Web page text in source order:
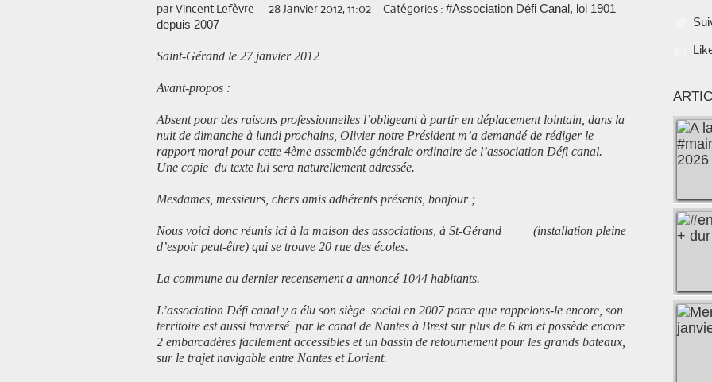
par Vincent Lefèvre - 28 Janvier 2012, 11:02 - Catégories : #Association Défi Canal, loi 1901
depuis 2007
Saint-Gérand le 27 janvier 2012
Avant-propos :
Absent pour des raisons professionnelles l’obligeant à partir en déplacement lointain, dans la
nuit de dimanche à lundi prochains, Olivier notre Président m’a demandé de rédiger le
rapport moral pour cette 4ème assemblée générale ordinaire de l’association Défi canal.
Une copie du texte lui sera naturellement adressée.
Mesdames, messieurs, chers amis adhérents présents, bonjour ;
Nous voici donc réunis ici à la maison des associations, à St-Gérand (installation pleine
d’espoir peut-être) qui se trouve 20 rue des écoles.
La commune au dernier recensement a annoncé 1044 habitants.
L’association Défi canal y a élu son siège social en 2007 parce que rappelons-le encore, son
territoire est aussi traversé par le canal de Nantes à Brest sur plus de 6 km et possède encore
2 embarcadères facilement accessibles et un bassin de retournement pour les grands bateaux,
sur le trajet navigable entre Nantes et Lorient.